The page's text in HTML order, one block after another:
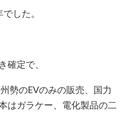
した。
確定で、
勢のEVのみの販売、国力
はガラケー、電化製品の二